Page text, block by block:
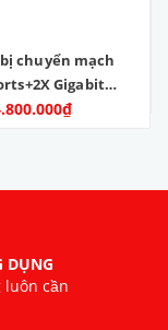
chuyển mạch
Gigabit
ports +1SFP.
DỤNG
luôn cần